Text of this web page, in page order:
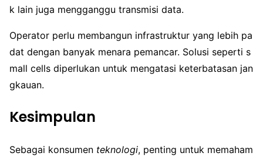
k lain juga mengganggu transmisi data.
Operator perlu membangun infrastruktur yang lebih pa
dat dengan banyak menara pemancar. Solusi seperti s
mall cells diperlukan untuk mengatasi keterbatasan jan
gkauan.
Kesimpulan
Sebagai konsumen teknologi, penting untuk memaham